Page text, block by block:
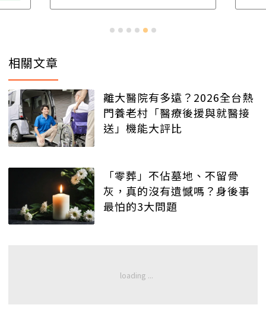
相關文章
離大醫院有多遠？2026全台熱
門養老村「醫療後援與就醫接
送」機能大評比
「零葬」不佔墓地、不留骨
灰，真的沒有遺憾嗎？身後事
最怕的3大問題